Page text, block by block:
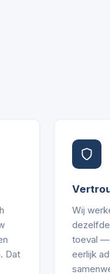
Dat
Wij
toeval —
eerlijk